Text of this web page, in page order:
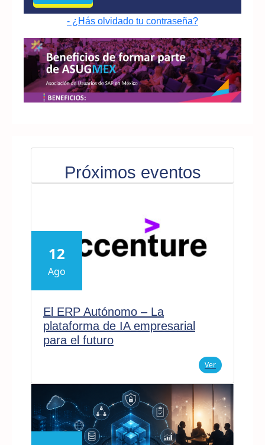
- ¿Hás olvidado tu contraseña?
Próximos eventos
12
Ago
El ERP Autónomo – La
plataforma de IA empresarial
para el futuro
Ver